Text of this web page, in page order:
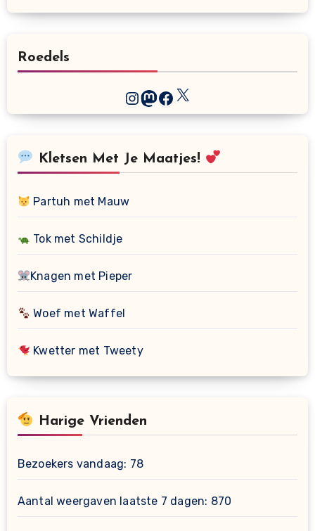
Roedels
Instagram
Mastodon
Facebook
X
Kletsen Met Je Maatjes!
Partuh met Mauw
Tok met Schildje
Knagen met Pieper
Woef met Waffel
Kwetter met Tweety
Harige Vrienden
Bezoekers vandaag: 78
Aantal weergaven laatste 7 dagen: 870